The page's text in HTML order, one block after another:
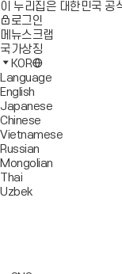
이 누리집은 대한민국 공
로그인
메뉴스크랩
국가상징
KOR
Language
English
Japanese
Chinese
Vietnamese
Russian
Mongolian
Thai
Uzbek